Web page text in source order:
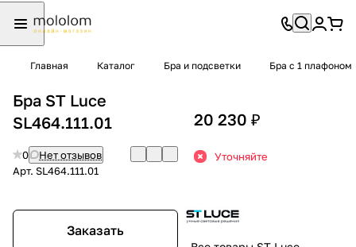
Главная Каталог Бра и подсветки Бра с 1 плафоном
Бра ST Luce
SL464.111.01
0
Нет отзывов
Арт. SL464.111.01
Заказать
20 230 ₽
Уточняйте